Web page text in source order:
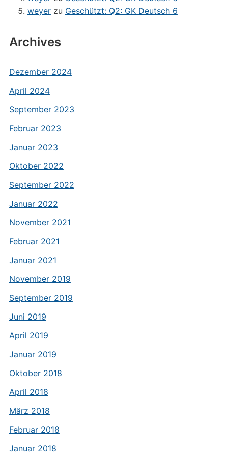
weyerzu Geschützt: Q2: GK Deutsch 6
Archives
Dezember 2024
April 2024
September 2023
Februar 2023
Januar 2023
Oktober 2022
September 2022
Januar 2022
November 2021
Februar 2021
Januar 2021
November 2019
September 2019
Juni 2019
April 2019
Januar 2019
Oktober 2018
April 2018
März 2018
Februar 2018
Januar 2018